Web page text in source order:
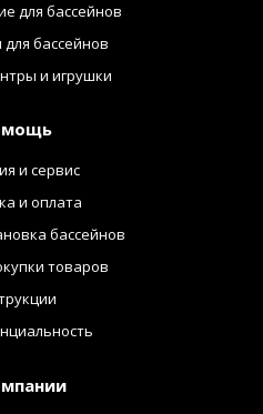
для бассейнов
для бассейнов
и игрушки
и сервис
и оплата
бассейнов
товаров